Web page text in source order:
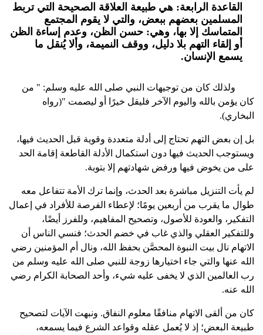
القاعدة الرابعة: هي طبيعة العلاقة الصحيحة التي تربط
المسلمين بعضهم ببعض، والتي لا يقوم المجتمع
المتماسك إلا بها، وهي: حسن الظن، وعدم إساءة الظن
أو إلقاء التهم بلا دليل، ووقف النميمة، وألا يُنقل ما
يسمع الإنسان.
ولذلك كان من توجيهات النبي صلى الله عليه وسلم: " من
كان يؤمن بالله واليوم الآخر فليقل خيرًا أو ليصمت "(رواه
البخاري).
بل إن بعض التهم تحتاج إلى أدلة متعددة وقوية قبل الحديث فيها،
ويستوجب الحديث فيها دون استكمال الأدلة القاطعة إقامة الحد
على من يخوض فيها ورفض شهادتهم إلا بتوبة.
لم يأت التنزيل مباشرة بعد الحدث، وإنما ترك الأمة تتفاعل معه
طوال ما يقرب من أربعين يومًا؛ لإعطاء الفرصة للأفراد في إعمال
التفكير، والعودة للأصول، وتصحيح المفاهيم، وللفرز أيضًا،
وللتفكير العقلي والذي غاب في خضم الحدث؛ فنسي الناس أن
الاتهام نال بيت النبوة المحصَّن بحفظ الله، ونال أم المؤمنين رضي
الله عنها والتي جاء اختيارها زوجة للنبي صلى الله عليه وسلم من
رب العالمين الذي لا يخفى عليه شيء، وأحد الصحابة الكرام رضي
الله عنه.
كان من ألقى الاتهام منافقًا معلوم النفاق. ونبهت الآيات لتصحيح
طبيعة البعض؛ إذ لا يُعمل عقله وقواعد الشرع فيما يسمعه،